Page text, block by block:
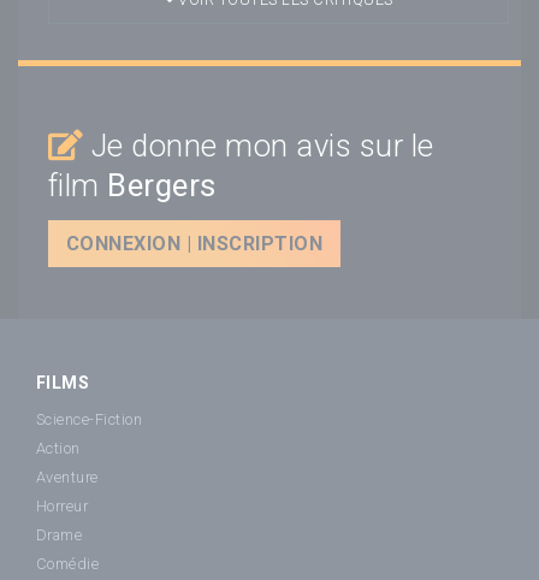
Je donne mon avis sur le
film Bergers
CONNEXION | INSCRIPTION
FILMS
Science-Fiction
Action
Aventure
Horreur
Drame
Comédie